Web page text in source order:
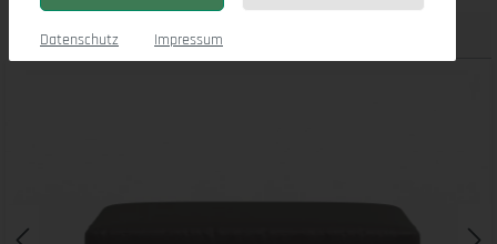
Produktbilder
Datenschutz Impressum